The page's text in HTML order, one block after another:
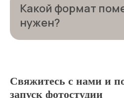
Какой формат
нужен?
Свяжитесь с нами и
запуск фотостудии